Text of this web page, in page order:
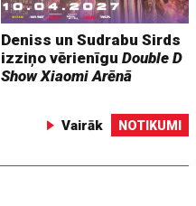
Deniss un Sudrabu Sirds
izziņo vērienīguDouble D
Show Xiaomi Arēnā
Vairāk NOTIKUMI